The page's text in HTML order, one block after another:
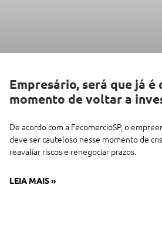
Empresário, será que já é
momento de voltar a
De acordo com a FecomercioSP, o
deve ser cauteloso nesse momento de
reavaliar riscos e renegociar prazos.
LEIA MAIS »